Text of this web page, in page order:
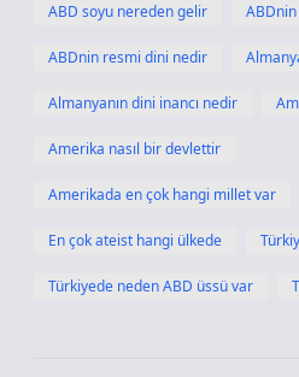
ABD soyu nereden gelir
ABDnin resmi dini nedir
Almanyanın dini inancı nedir
Amerika nasıl bir devlettir
Amerikada en çok hangi millet var
En çok ateist hangi ülkede
Türkiyede neden ABD üssü var